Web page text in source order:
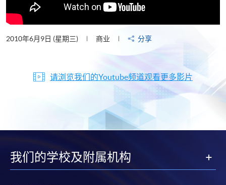
2010年6月9日 (星期三) 商业 分享
请浏览我们的Youtube频道观看更多影片
我们的学校及附属机构